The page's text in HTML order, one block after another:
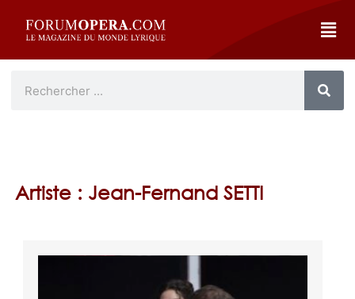
Artiste : Jean-Fernand SETTI